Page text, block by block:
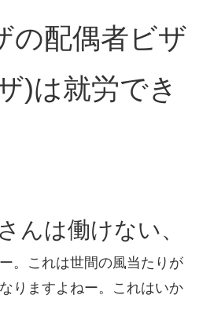
の配偶者ビザ
)は就労でき
んは働けない、
。これは世間の風当たりが
りますよねー。これはいか